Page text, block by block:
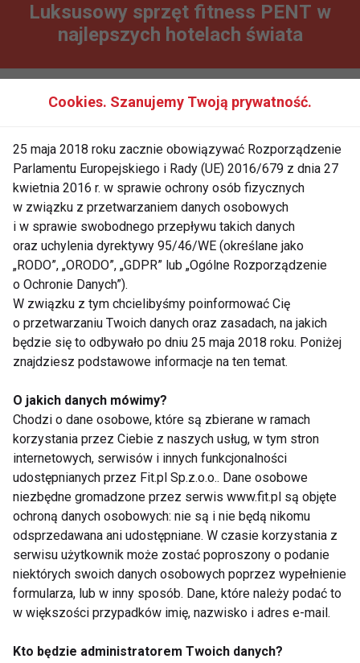
Luksusowy sprzęt fitness PENT w
najlepszych hotelach świata
Nie przegap nowości ze
świata FIT!
Zapisz się do naszego newslettera
Wyrażam zgodę na otrzymywanie informacji
handlowej drogą elektroniczną na podany adres e-mail
przez FIT.PL. Więcej informacji znajdziesz w Polityce
Prywatności.
ZAPISZ SIĘ
WSPÓŁPRACA
REDAKCJA
PRYWATNOŚĆ
Cookies
Cookies. Szanujemy Twoją prywatność.
25 maja 2018 roku zacznie obowiązywać Rozporządzenie
Parlamentu Europejskiego i Rady (UE) 2016/679 z dnia 27
kwietnia 2016 r. w sprawie ochrony osób fizycznych
w związku z przetwarzaniem danych osobowych
i w sprawie swobodnego przepływu takich danych
oraz uchylenia dyrektywy 95/46/WE (określane jako
„RODO”, „ORODO”, „GDPR” lub „Ogólne Rozporządzenie
o Ochronie Danych”).
W związku z tym chcielibyśmy poinformować Cię
o przetwarzaniu Twoich danych oraz zasadach, na jakich
będzie się to odbywało po dniu 25 maja 2018 roku. Poniżej
znajdziesz podstawowe informacje na ten temat.
O jakich danych mówimy?
Chodzi o dane osobowe, które są zbierane w ramach
korzystania przez Ciebie z naszych usług, w tym stron
internetowych, serwisów i innych funkcjonalności
udostępnianych przez Fit.pl Sp.z.o.o.. Dane osobowe
niezbędne gromadzone przez serwis www.fit.pl są objęte
ochroną danych osobowych: nie są i nie będą nikomu
odsprzedawana ani udostępniane. W czasie korzystania z
serwisu użytkownik może zostać poproszony o podanie
niektórych swoich danych osobowych poprzez wypełnienie
formularza, lub w inny sposób. Dane, które należy podać to
w większości przypadków imię, nazwisko i adres e-mail.
Kto będzie administratorem Twoich danych?